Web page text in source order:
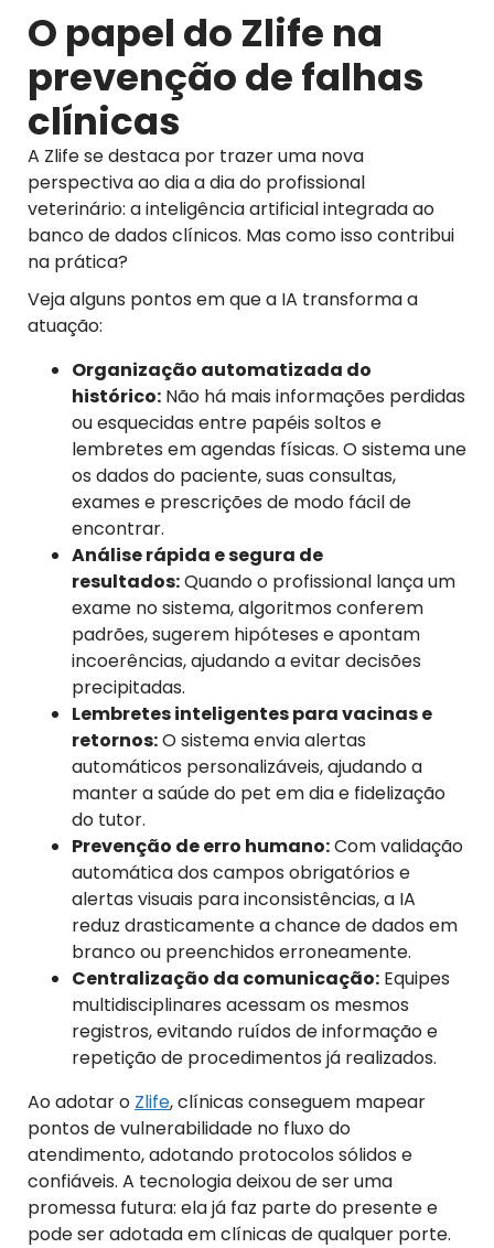
O papel do Zlife na
prevenção de falhas
clínicas
A Zlife se destaca por trazer uma nova
perspectiva ao dia a dia do profissional
veterinário: a inteligência artificial integrada ao
banco de dados clínicos. Mas como isso contribui
na prática?
Veja alguns pontos em que a IA transforma a
atuação:
Organização automatizada do
histórico: Não há mais informações perdidas
ou esquecidas entre papéis soltos e
lembretes em agendas físicas. O sistema une
os dados do paciente, suas consultas,
exames e prescrições de modo fácil de
encontrar.
Análise rápida e segura de
resultados:Quando o profissional lança um
exame no sistema, algoritmos conferem
padrões, sugerem hipóteses e apontam
incoerências, ajudando a evitar decisões
precipitadas.
Lembretes inteligentes para vacinas e
retornos:O sistema envia alertas
automáticos personalizáveis, ajudando a
manter a saúde do pet em dia e fidelização
do tutor.
Prevenção de erro humano:Com validação
automática dos campos obrigatórios e
alertas visuais para inconsistências, a IA
reduz drasticamente a chance de dados em
branco ou preenchidos erroneamente.
Centralização da comunicação: Equipes
multidisciplinares acessam os mesmos
registros, evitando ruídos de informação e
repetição de procedimentos já realizados.
Ao adotar o Zlife, clínicas conseguem mapear
pontos de vulnerabilidade no fluxo do
atendimento, adotando protocolos sólidos e
confiáveis. A tecnologia deixou de ser uma
promessa futura: ela já faz parte do presente e
pode ser adotada em clínicas de qualquer porte.